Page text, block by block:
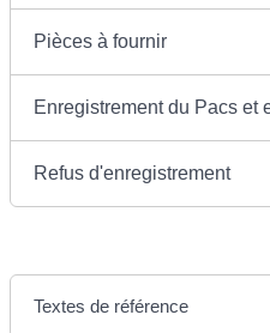
Pièces à fournir
Enregistrement du Pacs et
Refus d'enregistrement
Textes de référence